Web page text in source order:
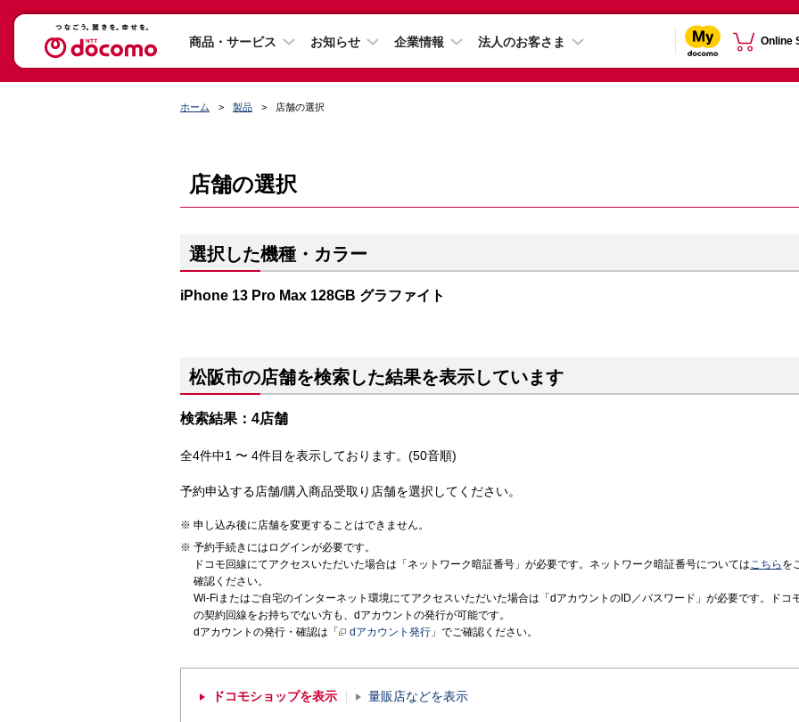
商品・サービス お知らせ 企業情報 法人のお客さま Online
ホーム 製品 店舗の選択
店舗の選択
選択した機種・カラー
iPhone 13 Pro Max 128GB グラファイト
松阪市の店舗を検索した結果を表示しています
検索結果：4店舗
全4件中1 〜 4件目を表示しております。(50音順)
予約申込する店舗/購入商品受取り店舗を選択してください。
申し込み後に店舗を変更することはできません。
予約手続きにはログインが必要です。
ドコモ回線にてアクセスいただいた場合は「ネットワーク暗証番号」が必要です。ネットワーク暗証番号についてはこちら を
確認ください。
Wi-Fiまたはご自宅のインターネット環境にてアクセスいただいた場合は「dアカウントのID／パスワード」が必要です。ドコ
の契約回線をお持ちでない方も、dアカウントの発行が可能です。
dアカウントの発行・確認は「
dアカウント発行 」でご確認ください。
ドコモショップを表示 量販店などを表示